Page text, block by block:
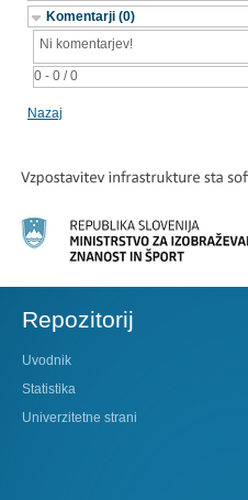
Komentarji (0)
0 - 0 / 0
Ni komentarjev!
Nazaj
Repozitorij
Uvodnik
Statistika
Univerzitetne strani